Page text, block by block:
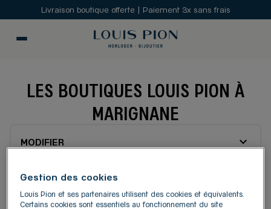
Livraison boutique offerte | Paiement 3x sans frais
LES BOUTIQUES LOUIS PION À
MARIGNANE
MODIFIER
Gestion des cookies
Louis Pion et ses partenaires utilisent des cookies et équivalents.
Certains cookies sont essentiels au fonctionnement du site